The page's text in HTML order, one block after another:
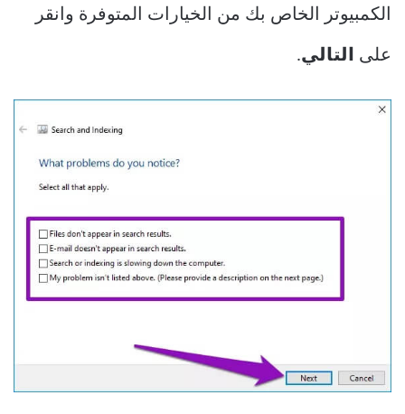
الكمبيوتر الخاص بك من الخيارات المتوفرة وانقر
على التالي.